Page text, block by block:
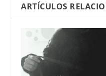
ARTÍCULOS